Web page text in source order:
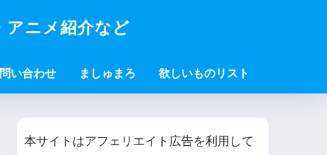
ニメ紹介など
い合わせ ましゅまろ 欲しいものリスト
本サイトはアフェリエイト広告を利用して